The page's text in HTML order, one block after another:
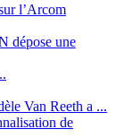
l’Arcom
dépose une
Van Reeth a ...
de